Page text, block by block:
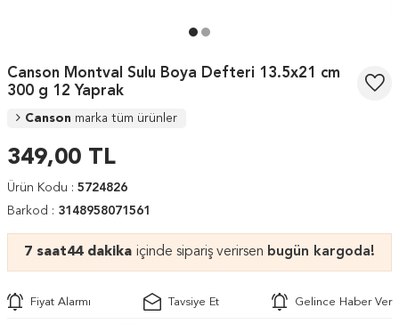
Canson Montval Sulu Boya Defteri 13.5x21 cm
300 g 12 Yaprak
Canson marka tüm ürünler
349,00 TL
Ürün Kodu : 5724826
Barkod : 3148958071561
7 saat44 dakika içinde sipariş verirsen bugün kargoda!
Fiyat Alarmı Tavsiye Et Gelince Haber Ver